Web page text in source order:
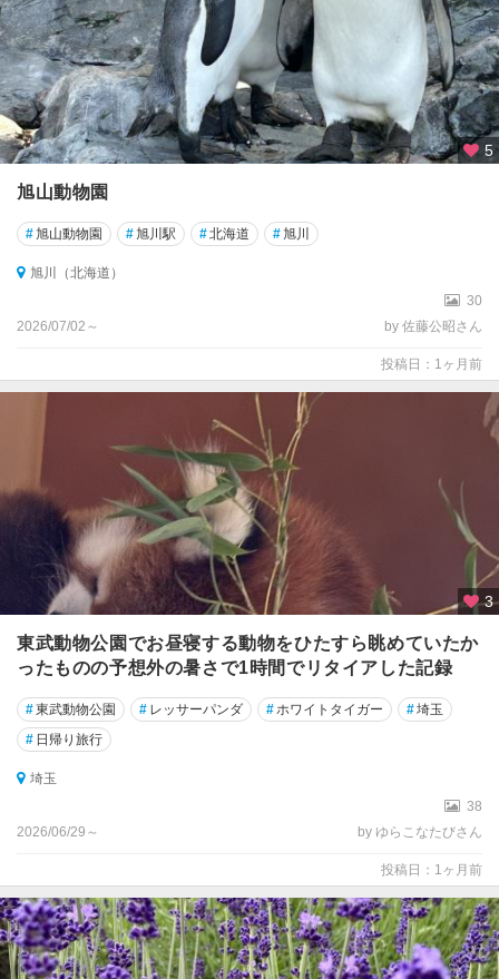
5
旭山動物園
#旭山動物園 #旭川駅 #北海道 #旭川
旭川（北海道）
30
2026/07/02～
by 佐藤公昭さん
投稿日：1ヶ月前
3
東武動物公園でお昼寝する動物をひたすら眺めていたか
ったものの予想外の暑さで1時間でリタイアした記録
#東武動物公園 # レッサーパンダ # ホワイトタイガー #埼玉
# 日帰り旅行
埼玉
38
2026/06/29～
by ゆらこなたびさん
投稿日：1ヶ月前